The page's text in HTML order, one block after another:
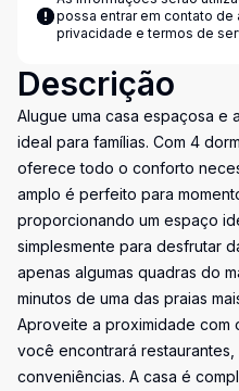
possa entrar em contato de
privacidade e termos de
Descrição
Alugue uma casa espaçosa e
ideal para famílias. Com 4
oferece todo o conforto
amplo é perfeito para
proporcionando um espaço
simplesmente para desfrutar
apenas algumas quadras do
minutos de uma das praias
Aproveite a proximidade com
você encontrará
conveniências. A casa é